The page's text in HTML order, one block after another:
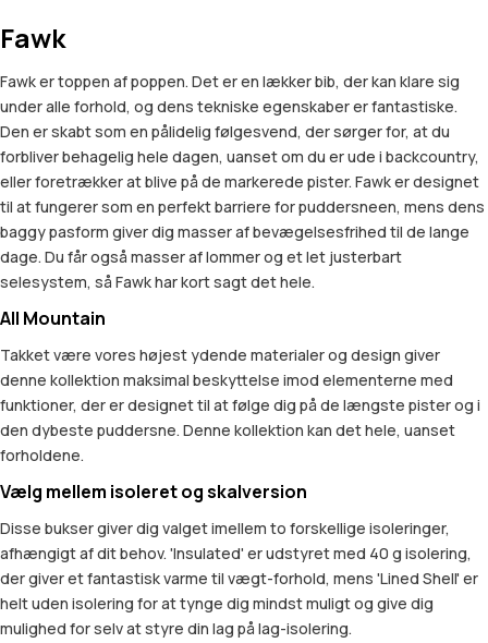
Fawk
Fawk er toppen af poppen. Det er en lækker bib, der kan klare sig
under alle forhold, og dens tekniske egenskaber er fantastiske.
Den er skabt som en pålidelig følgesvend, der sørger for, at du
forbliver behagelig hele dagen, uanset om du er ude i backcountry,
eller foretrækker at blive på de markerede pister. Fawk er designet
til at fungerer som en perfekt barriere for puddersneen, mens dens
baggy pasform giver dig masser af bevægelsesfrihed til de lange
dage. Du får også masser af lommer og et let justerbart
selesystem, så Fawk har kort sagt det hele.
All Mountain
Takket være vores højest ydende materialer og design giver
denne kollektion maksimal beskyttelse imod elementerne med
funktioner, der er designet til at følge dig på de længste pister og i
den dybeste puddersne. Denne kollektion kan det hele, uanset
forholdene.
Vælg mellem isoleret og skalversion
Disse bukser giver dig valget imellem to forskellige isoleringer,
afhængigt af dit behov. 'Insulated' er udstyret med 40 g isolering,
der giver et fantastisk varme til vægt-forhold, mens 'Lined Shell' er
helt uden isolering for at tynge dig mindst muligt og give dig
mulighed for selv at styre din lag på lag-isolering.